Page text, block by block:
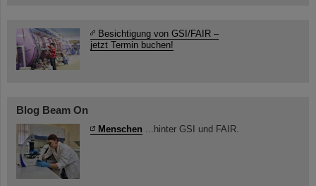
Besichtigung von GSI/FAIR –
jetzt Termin buchen!
Blog Beam On
Menschen ...hinter GSI und FAIR.